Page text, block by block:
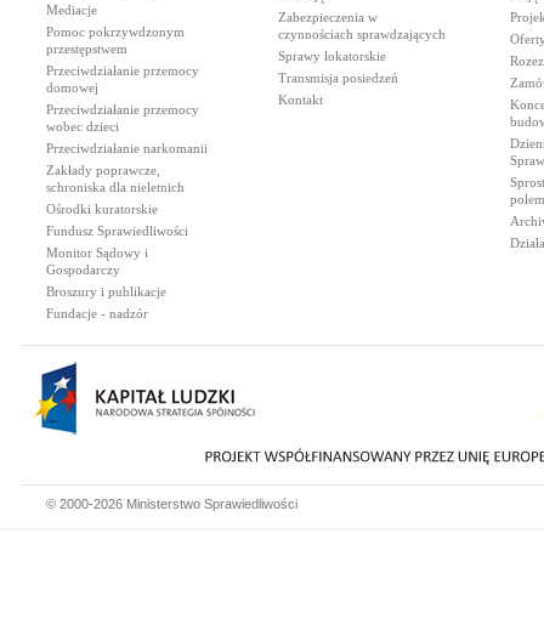
Mediacje
Pomoc pokrzywdzonym
przestępstwem
Przeciwdziałanie przemocy
domowej
Przeciwdziałanie przemocy
wobec dzieci
Przeciwdziałanie narkomanii
Zakłady poprawcze,
schroniska dla nieletnich
Ośrodki kuratorskie
Fundusz Sprawiedliwości
Monitor Sądowy i
Gospodarczy
Broszury i publikacje
Fundacje - nadzór
Zabezpieczenia w
czynnościach sprawdzających
Sprawy lokatorskie
Transmisja posiedzeń
Kontakt
© 2000-2026 Ministerstwo Sprawiedliwości